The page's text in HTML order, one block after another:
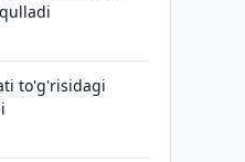
to'g'risidagi